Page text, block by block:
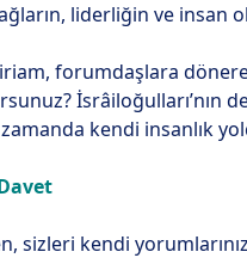
liderliğin ve insan
forumdaşlara
kendi insanlık
kendi